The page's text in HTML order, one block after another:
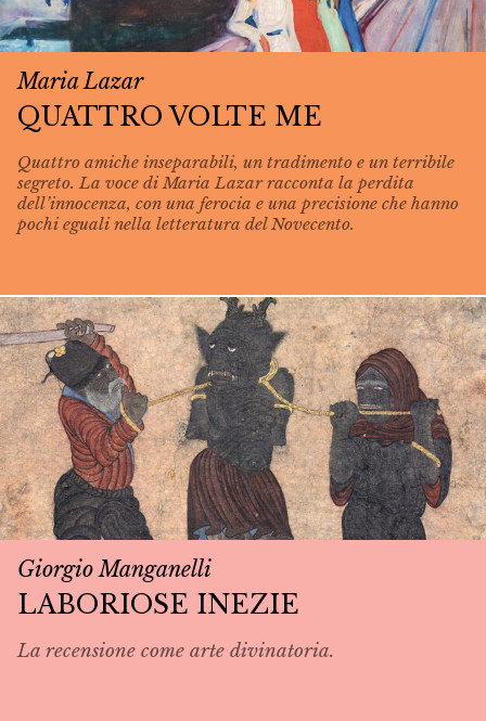
Maria Lazar
QUATTRO VOLTE ME
Quattro amiche inseparabili, un tradimento e un terribile
segreto. La voce di Maria Lazar racconta la perdita
dell’innocenza, con una ferocia e una precisione che hanno
pochi eguali nella letteratura del Novecento.
Giorgio Manganelli
LABORIOSE INEZIE
La recensione come arte divinatoria.